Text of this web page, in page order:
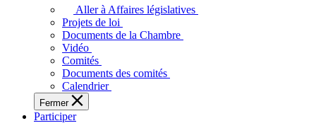
adopte
touchent
des
Ontariennes
et
Aller à Affaires législatives
Projets de loi
Documents de la Chambre
Vidéo
Comités
Documents des comités
Calendrier
Fermer
Participer